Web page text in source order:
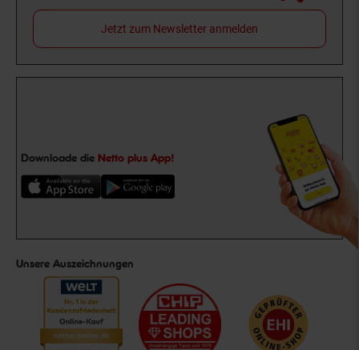
Jetzt zum Newsletter anmelden
Downloade die Netto plus App!
Unsere Auszeichnungen